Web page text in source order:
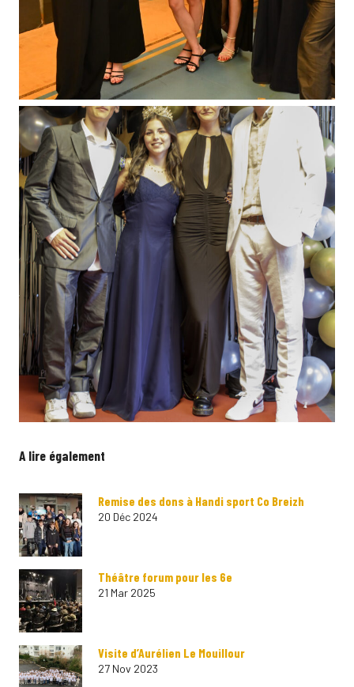
A lire également
Remise des dons à Handi sport Co Breizh
20 Déc 2024
Théâtre forum pour les 6e
21 Mar 2025
Visite d’Aurélien Le Mouillour
27 Nov 2023